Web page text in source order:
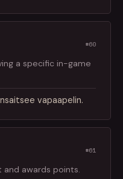
#60
a specific in-game
vapaapelin.
#61
awards points.